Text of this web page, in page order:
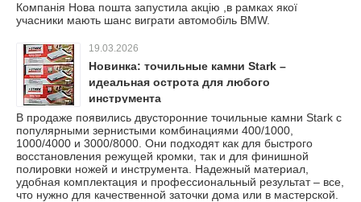
Компанія Нова пошта запустила акцію ,в рамках якої
учасники мають шанс виграти автомобіль BMW.
19.03.2026
Новинка: точильные камни Stark –
идеальная острота для любого
инструмента
В продаже появились двусторонние точильные камни Stark с
популярными зернистыми комбинациями 400/1000,
1000/4000 и 3000/8000. Они подходят как для быстрого
восстановления режущей кромки, так и для финишной
полировки ножей и инструмента. Надежный материал,
удобная комплектация и профессиональный результат – все,
что нужно для качественной заточки дома или в мастерской.